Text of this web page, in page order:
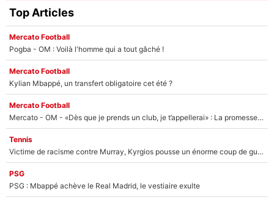
Top Articles
Mercato Football
Pogba - OM : Voilà l'homme qui a tout gâché !
Mercato Football
Kylian Mbappé, un transfert obligatoire cet été ?
Mercato Football
Mercato - OM - «Dès que je prends un club, je t’appellerai» : La promesse de Marcelino au moment de claquer la porte
Tennis
Victime de racisme contre Murray, Kyrgios pousse un énorme coup de gueule !
PSG
PSG : Mbappé achève le Real Madrid, le vestiaire exulte